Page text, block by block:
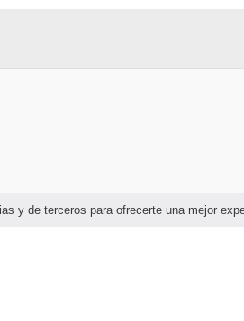
y de terceros para ofrecerte una mejor